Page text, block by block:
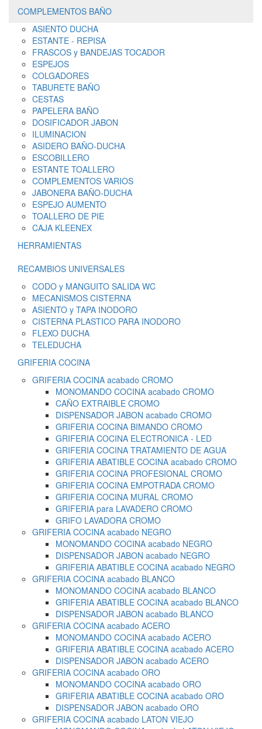
COMPLEMENTOS BAÑO
ASIENTO DUCHA
ESTANTE - REPISA
FRASCOS y BANDEJAS TOCADOR
ESPEJOS
COLGADORES
TABURETE BAÑO
CESTAS
PAPELERA BAÑO
DOSIFICADOR JABON
ILUMINACION
ASIDERO BAÑO-DUCHA
ESCOBILLERO
ESTANTE TOALLERO
COMPLEMENTOS VARIOS
JABONERA BAÑO-DUCHA
ESPEJO AUMENTO
TOALLERO DE PIE
CAJA KLEENEX
HERRAMIENTAS
RECAMBIOS UNIVERSALES
CODO y MANGUITO SALIDA WC
MECANISMOS CISTERNA
ASIENTO y TAPA INODORO
CISTERNA PLASTICO PARA INODORO
FLEXO DUCHA
TELEDUCHA
GRIFERIA COCINA
GRIFERIA COCINA acabado CROMO
MONOMANDO COCINA acabado CROMO
CAÑO EXTRAIBLE CROMO
DISPENSADOR JABON acabado CROMO
GRIFERIA COCINA BIMANDO CROMO
GRIFERIA COCINA ELECTRONICA - LED
GRIFERIA COCINA TRATAMIENTO DE AGUA
GRIFERIA ABATIBLE COCINA acabado CROMO
GRIFERIA COCINA PROFESIONAL CROMO
GRIFERIA COCINA EMPOTRADA CROMO
GRIFERIA COCINA MURAL CROMO
GRIFERIA para LAVADERO CROMO
GRIFO LAVADORA CROMO
GRIFERIA COCINA acabado NEGRO
MONOMANDO COCINA acabado NEGRO
DISPENSADOR JABON acabado NEGRO
GRIFERIA ABATIBLE COCINA acabado NEGRO
GRIFERIA COCINA acabado BLANCO
MONOMANDO COCINA acabado BLANCO
GRIFERIA ABATIBLE COCINA acabado BLANCO
DISPENSADOR JABON acabado BLANCO
GRIFERIA COCINA acabado ACERO
MONOMANDO COCINA acabado ACERO
GRIFERIA ABATIBLE COCINA acabado ACERO
DISPENSADOR JABON acabado ACERO
GRIFERIA COCINA acabado ORO
MONOMANDO COCINA acabado ORO
GRIFERIA ABATIBLE COCINA acabado ORO
DISPENSADOR JABON acabado ORO
GRIFERIA COCINA acabado LATON VIEJO